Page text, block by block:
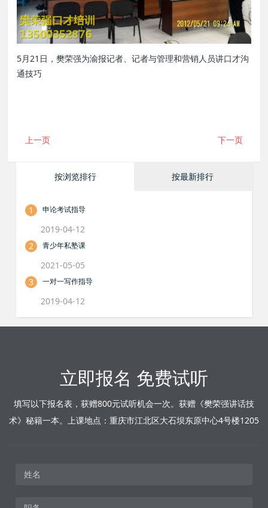
5月21日，樊荣强为渝报记者、记者与管理和营销人员讲口才沟
通技巧
上一页 下一页
按浏览排行 按最新排行
1 申论考试指导
2019-04-12
2
青少年私塾课
2021-05-05
3
一对一写作指导
2019-04-12
立即报名 免费试听
填写以下报名表，获赠800元试听机会一次。获赠《樊荣强讲话技
术》秘籍一本。上课地点：重庆市江北区大石坝东原中心4号楼1205